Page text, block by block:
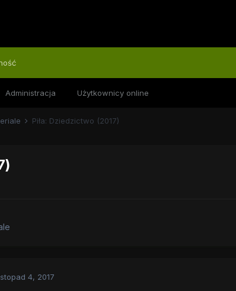
Administracja Użytkownicy online
Piła: Dziedzictwo (2017)
4, 2017